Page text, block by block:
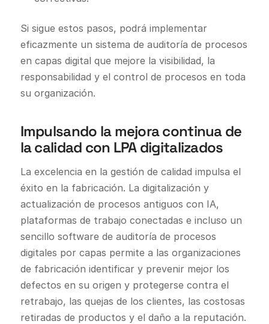
Si sigue estos pasos, podrá implementar
eficazmente un sistema de auditoría de procesos
en capas digital que mejore la visibilidad, la
responsabilidad y el control de procesos en toda
su organización.
Impulsando la mejora continua de
la calidad con LPA digitalizados
La excelencia en la gestión de calidad impulsa el
éxito en la fabricación. La digitalización y
actualización de procesos antiguos con IA,
plataformas de trabajo conectadas e incluso un
sencillo software de auditoría de procesos
digitales por capas permite a las organizaciones
de fabricación identificar y prevenir mejor los
defectos en su origen y protegerse contra el
retrabajo, las quejas de los clientes, las costosas
retiradas de productos y el daño a la reputación.